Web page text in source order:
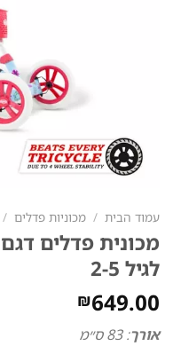
עמוד הבית / מכוניות פדלים /
לגיל 2-5
₪649.00
אורך: 83
ס״מ